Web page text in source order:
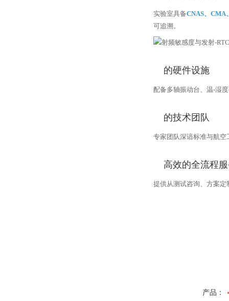
实验室具备CNAS、CMA
可追溯。
的硬件设施
配备多轴振动台、温-湿
的技术团队
专家团队深谙标准与航
高效的全流程
提供从测试咨询、方案
产品：